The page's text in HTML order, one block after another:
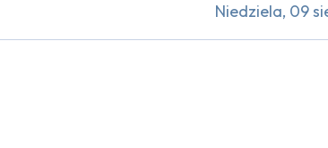
Niedziela, 09